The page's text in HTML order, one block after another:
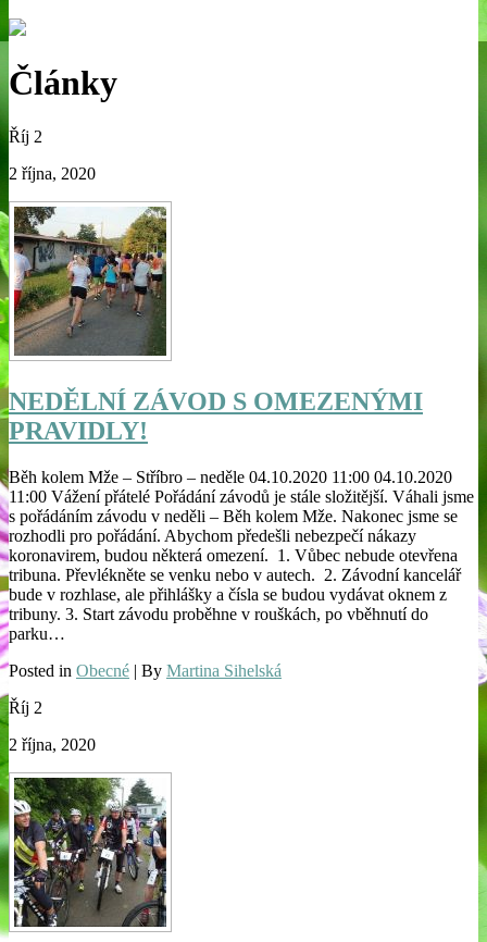
Články
Říj 2
2 října, 2020
NEDĚLNÍ ZÁVOD S OMEZENÝMI
PRAVIDLY!
Běh kolem Mže – Stříbro – neděle 04.10.2020 11:00 04.10.2020
11:00 Vážení přátelé Pořádání závodů je stále složitější. Váhali jsme
s pořádáním závodu v neděli – Běh kolem Mže. Nakonec jsme se
rozhodli pro pořádání. Abychom předešli nebezpečí nákazy
koronavirem, budou některá omezení. 1. Vůbec nebude otevřena
tribuna. Převlékněte se venku nebo v autech. 2. Závodní kancelář
bude v rozhlase, ale přihlášky a čísla se budou vydávat oknem z
tribuny. 3. Start závodu proběhne v rouškách, po vběhnutí do
parku…
Posted in Obecné | By Martina Sihelská
Říj 2
2 října, 2020